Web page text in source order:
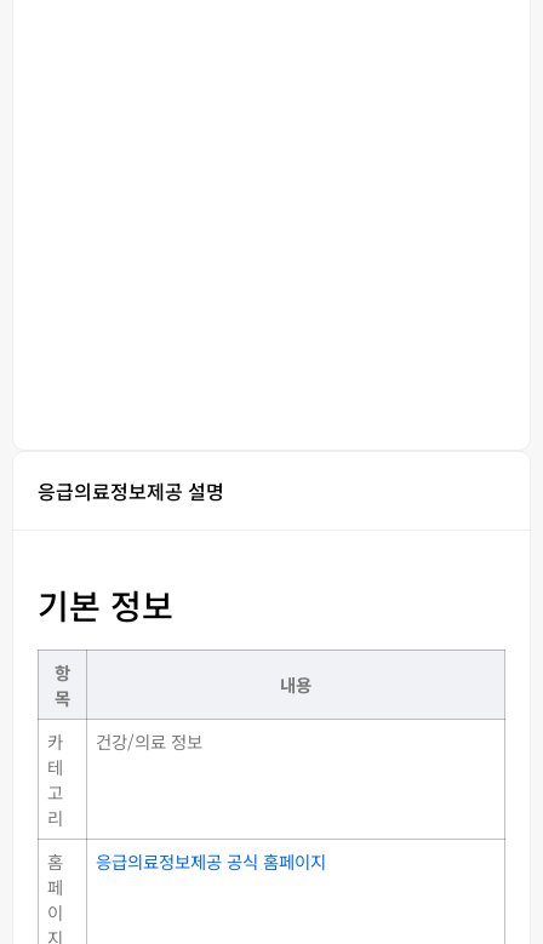
응급의료정보제공 설명
기본 정보
항
목
내용
카
테
고
리
건강/의료 정보
홈
페
이
지
응급의료정보제공 공식 홈페이지